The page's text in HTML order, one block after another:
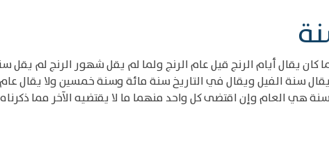
يقال أيام الرنج قيل عام الرنج ولما لم يقل شهور الرنج لم يقل
سنة الفيل ويقال في التاريخ سنة مائة وسنة خمسين ولا يقال
هي العام وإن اقتضى كل واحد منهما ما لا يقتضيه الآخر مما